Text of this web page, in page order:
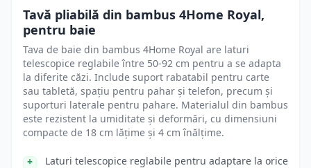
Tavă pliabilă din bambus 4Home Royal,
pentru baie
Tava de baie din bambus 4Home Royal are laturi
telescopice reglabile între 50-92 cm pentru a se adapta
la diferite căzi. Include suport rabatabil pentru carte
sau tabletă, spațiu pentru pahar și telefon, precum și
suporturi laterale pentru pahare. Materialul din bambus
este rezistent la umiditate și deformări, cu dimensiuni
compacte de 18 cm lățime și 4 cm înălțime.
Laturi telescopice reglabile pentru adaptare la orice